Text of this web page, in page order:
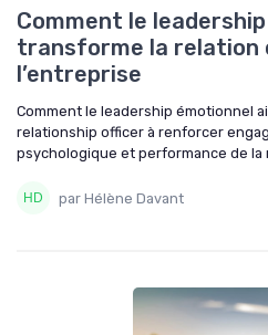
Comment le
transforme la relation
l’entreprise
Comment le leadership émotionnel
relationship officer à renforcer
psychologique et performance de la
par Hélène Davant